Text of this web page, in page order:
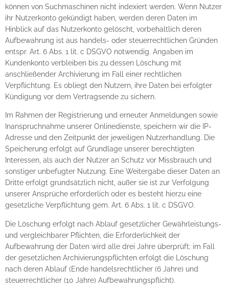
können von Suchmaschinen nicht indexiert werden. Wenn Nutzer
ihr Nutzerkonto gekündigt haben, werden deren Daten im
Hinblick auf das Nutzerkonto gelöscht, vorbehaltlich deren
Aufbewahrung ist aus handels- oder steuerrechtlichen Gründen
entspr. Art. 6 Abs. 1 lit. c DSGVO notwendig. Angaben im
Kundenkonto verbleiben bis zu dessen Löschung mit
anschließender Archivierung im Fall einer rechtlichen
Verpflichtung. Es obliegt den Nutzern, ihre Daten bei erfolgter
Kündigung vor dem Vertragsende zu sichern.
Im Rahmen der Registrierung und erneuter Anmeldungen sowie
Inanspruchnahme unserer Onlinedienste, speichern wir die IP-
Adresse und den Zeitpunkt der jeweiligen Nutzerhandlung. Die
Speicherung erfolgt auf Grundlage unserer berechtigten
Interessen, als auch der Nutzer an Schutz vor Missbrauch und
sonstiger unbefugter Nutzung. Eine Weitergabe dieser Daten an
Dritte erfolgt grundsätzlich nicht, außer sie ist zur Verfolgung
unserer Ansprüche erforderlich oder es besteht hierzu eine
gesetzliche Verpflichtung gem. Art. 6 Abs. 1 lit. c DSGVO.
Die Löschung erfolgt nach Ablauf gesetzlicher Gewährleistungs-
und vergleichbarer Pflichten, die Erforderlichkeit der
Aufbewahrung der Daten wird alle drei Jahre überprüft; im Fall
der gesetzlichen Archivierungspflichten erfolgt die Löschung
nach deren Ablauf (Ende handelsrechtlicher (6 Jahre) und
steuerrechtlicher (10 Jahre) Aufbewahrungspflicht).